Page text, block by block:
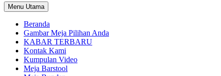
Cari
Menu Utama Langsung
ke
isi
Beranda
Gambar Meja Pilihan Anda
KABAR TERBARU
Kontak Kami
Kumpulan Video
Meja Barstool